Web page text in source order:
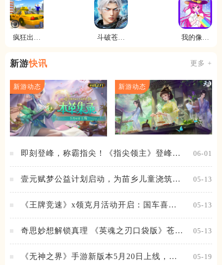
疯狂出租
斗破苍穹
我的像素
新游快讯 更多 +
新游动态 新游动态
即刻登峰，称霸指尖！《指尖领主》登峰测
06-01
壹元赋梦公益计划启动，为苗乡儿童浇筑梦
05-13
《王牌竞速》x领克月活动开启：国车喜迎
05-13
奇思妙想解锁真理 《英魂之刃口袋版》苍天
05-13
《无神之界》手游新版本5月20日上线，女
05-19